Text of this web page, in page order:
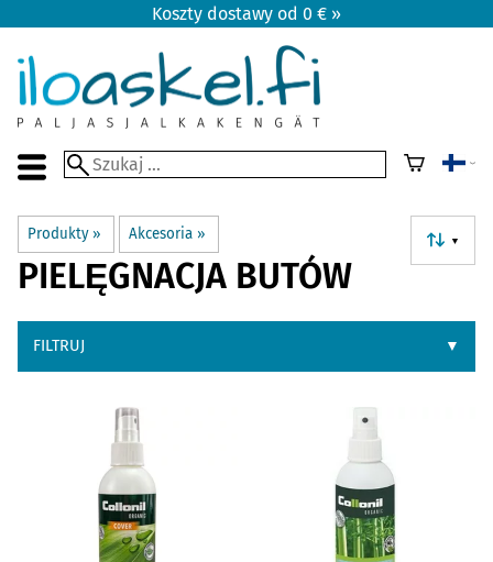
Koszty dostawy od 0 € »
Produkty ‪» Akcesoria ‪» ▼
PIELĘGNACJA BUTÓW
FILTRUJ ▼